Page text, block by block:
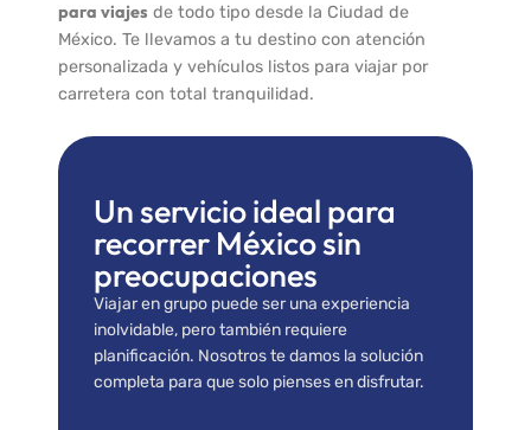
para viajes de todo tipo desde la Ciudad de
México. Te llevamos a tu destino con atención
personalizada y vehículos listos para viajar por
carretera con total tranquilidad.
Un servicio ideal para
recorrer México sin
preocupaciones
Viajar en grupo puede ser una experiencia
inolvidable, pero también requiere
planificación. Nosotros te damos la solución
completa para que solo pienses en disfrutar.